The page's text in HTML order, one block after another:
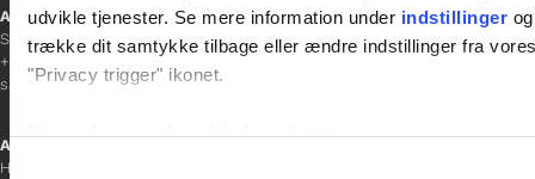
udvikle tjenester. Se mere information under indstillinger
trække dit samtykke tilbage eller ændre indstillinger fra
"Privacy trigger" ikonet.
Samtykkevalg
Afdelingschef
Sanne Hansen
+45 23 69 19 35
sanne.h@gladfonden.dk
Aabenraa
H P Hanssens Gade 23, 2.